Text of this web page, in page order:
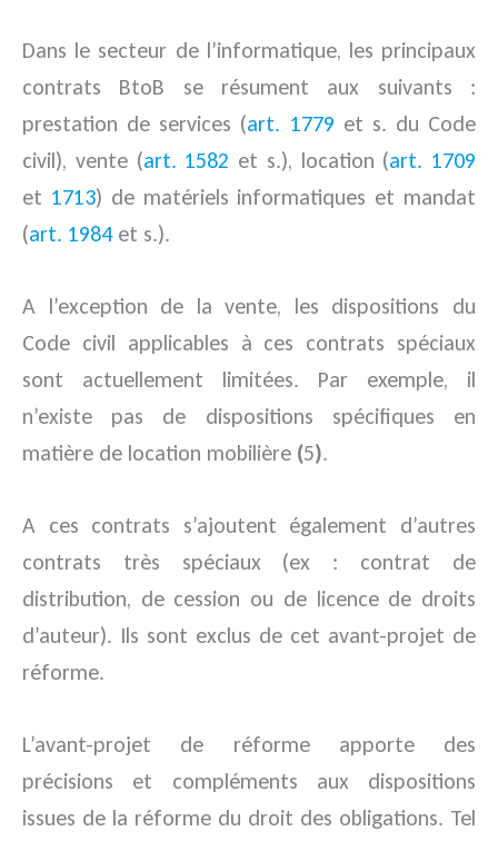
Dans le secteur de l’informatique, les principaux
contrats BtoB se résument aux suivants :
prestation de services (art. 1779 et s. du Code
civil), vente (art. 1582 et s.), location (art. 1709
et 1713) de matériels informatiques et mandat
(art. 1984et s.).
A l’exception de la vente, les dispositions du
Code civil applicables à ces contrats spéciaux
sont actuellement limitées. Par exemple, il
n’existe pas de dispositions spécifiques en
matière de location mobilière (5).
A ces contrats s’ajoutent également d’autres
contrats très spéciaux (ex : contrat de
distribution, de cession ou de licence de droits
d’auteur). Ils sont exclus de cet avant-projet de
réforme.
L’avant-projet de réforme apporte des
précisions et compléments aux dispositions
issues de la réforme du droit des obligations. Tel